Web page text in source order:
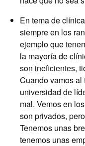
En tema de
siempre en los
ejemplo que
la mayoría de
son ineficientes,
Cuando vamos al
universidad de
mal. Vemos en
son privados,
Tenemos unas
tenemos unas